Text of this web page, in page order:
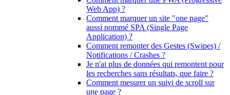
Web App) ?
Comment marquer un site "one page"
aussi nommé SPA (Single Page
Application) ?
Comment remonter des Gestes (Swipes) /
Notifications / Crashes ?
Je n'ai plus de données qui remontent pour
les recherches sans résultats, que faire ?
Comment mesurer un suivi de scroll sur
une page ?